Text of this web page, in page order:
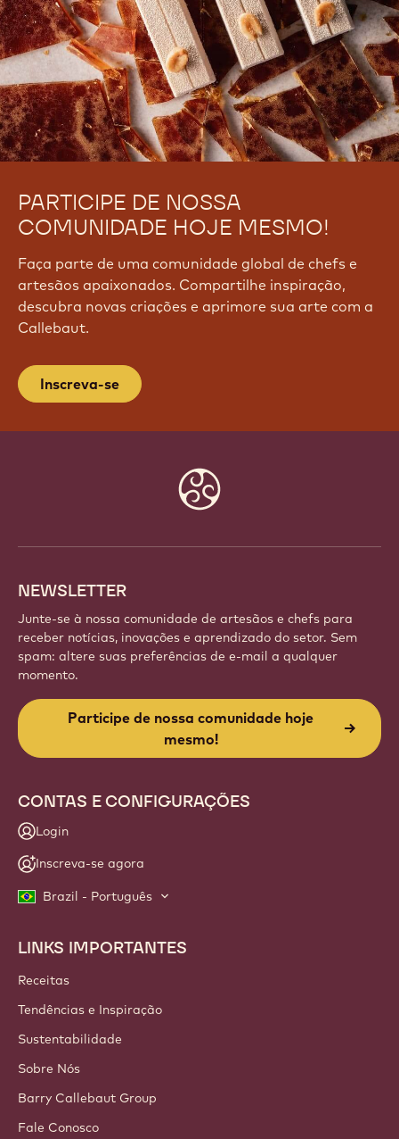
PARTICIPE DE NOSSA
COMUNIDADE HOJE MESMO!
Faça parte de uma comunidade global de chefs e
artesãos apaixonados. Compartilhe inspiração,
descubra novas criações e aprimore sua arte com a
Callebaut.
Inscreva-se
NEWSLETTER
Junte-se à nossa comunidade de artesãos e chefs para
receber notícias, inovações e aprendizado do setor. Sem
spam: altere suas preferências de e-mail a qualquer
momento.
Participe de nossa comunidade hoje
mesmo!
CONTAS E CONFIGURAÇÕES
Login
Inscreva-se agora
Brazil - Português
Footer
Callebaut
LINKS IMPORTANTES
Receitas
Tendências e Inspiração
Sustentabilidade
Sobre Nós
Barry Callebaut Group
Fale Conosco